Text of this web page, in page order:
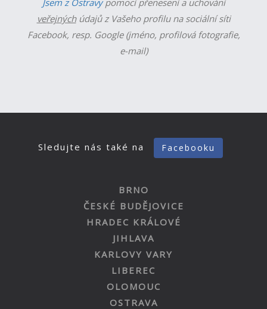
Jsem z Ostravypomocí přenesení a uchování
veřejnýchúdajů z Vašeho profilu na sociální síti
Facebook, resp. Google (jméno, profilová fotografie,
e-mail)
Sledujte nás také na Facebooku
BRNO
ČESKÉ BUDĚJOVICE
HRADEC KRÁLOVÉ
JIHLAVA
KARLOVY VARY
LIBEREC
OLOMOUC
OSTRAVA